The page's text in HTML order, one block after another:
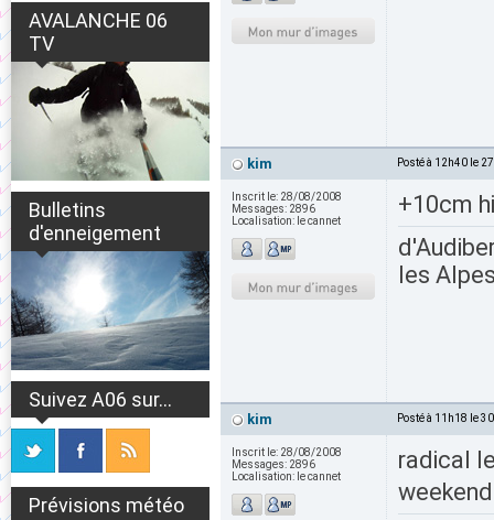
AVALANCHE 06
TV
Bulletins
d'enneigement
Suivez A06 sur...
Prévisions météo
kim Posté à 12h40 le
Inscrit le: 28/08/2008
Messages: 2896
Localisation: le cannet
+10cm
les
kim Posté à 11h18 le
Inscrit le: 28/08/2008
Messages: 2896
Localisation: le cannet
radical